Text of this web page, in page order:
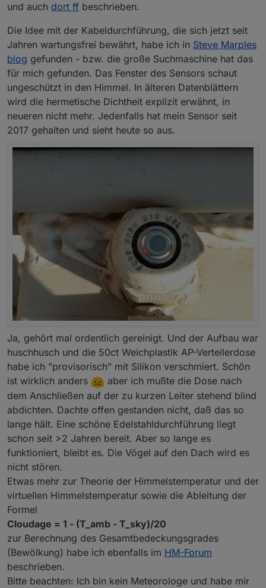
und auch dort ff beschrieben.
Die Idee mit der Kabeldurchführung, die sich jetzt seit
Jahren wartungsfrei bewährt, habe ich in Steve Marples
blog gefunden - bzw. die große Suchmaschine hat das
für mich gefunden. Das Fenster des Sensors schaut
ungeschützt in den Himmel. In älteren Datenblättern
wird die hermetische Dichtheit explizit erwähnt, in
neueren nicht mehr. Jedenfalls hat mein Sensor seit
2017 gehalten und sieht heute so aus.
Ja, gehört mal ordentlich gereinigt. Und der Aufbau war
huschhusch und die 50ct Weichplastik AP-Verteilerdose
habe ich "provisorisch" mit Silikon verschmiert. Schön
ist wirklich anders
aber ich mußte die Dose nach
dem Anschließen auf der zu kurzen Leiter stehend blind
abdichten. Dachte offen gestanden nicht, daß das so
lange hält. Eine schöne Edelstahldurchführung liegt
schon seit >2 Jahren bereit. Aber so lange es
funktioniert, bleibt es. Die Vögel auf den Dach wird es
nicht stören.
Etwas mehr zur Theorie der Himmelstemperatur und der
virtuellen Himmelstemperatur sowie die Ableitung der
Formel
Cloudage = 1 - (T_amb - T_sky)/20
zur Berechnung des Gesamtbedeckungsgrades
(Bewölkung) habe ich ebenfalls im HM-Forum
beschrieben.
Bitte beachten: Ich bin kein Meteorologe und habe mir